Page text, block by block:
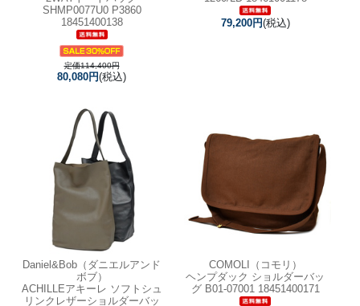
SHMP0077U0 P3860
18451400138
定価114,400円
80,080円(税込)
79,200円(税込)
Daniel&Bob（ダニエルアンド
ボブ）
ACHILLEアキーレ ソフトシュ
リンクレザーショルダーバッ
COMOLI（コモリ）
ヘンプダック ショルダーバッ
グ B01-07001 18451400171